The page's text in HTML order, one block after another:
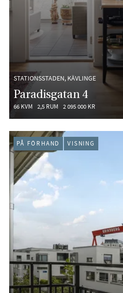
STATIONSSTADEN, KÄVLINGE
Paradisgatan 4
66 KVM 2,5 RUM 2 095 000 KR
PÅ FÖRHAND VISNING